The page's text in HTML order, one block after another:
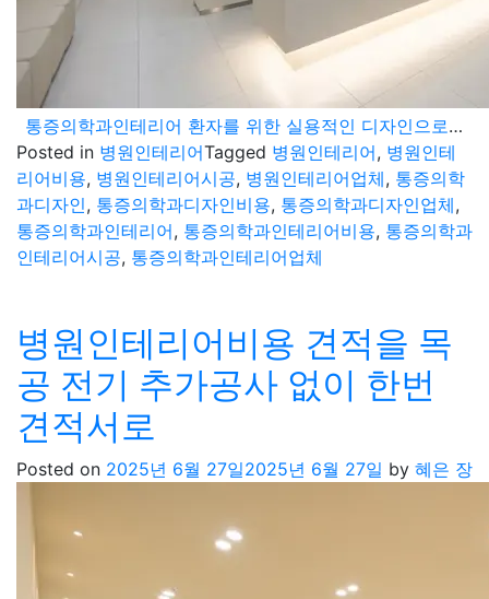
통증의학과인테리어 환자를 위한 실용적인 디자인으로 시공
Posted in 병원인테리어Tagged 병원인테리어, 병원인테
리어비용, 병원인테리어시공, 병원인테리어업체, 통증의학
과디자인, 통증의학과디자인비용, 통증의학과디자인업체,
통증의학과인테리어, 통증의학과인테리어비용, 통증의학과
인테리어시공, 통증의학과인테리어업체
병원인테리어비용 견적을 목
공 전기 추가공사 없이 한번
견적서로
Posted on 2025년 6월 27일2025년 6월 27일 by 혜은 장